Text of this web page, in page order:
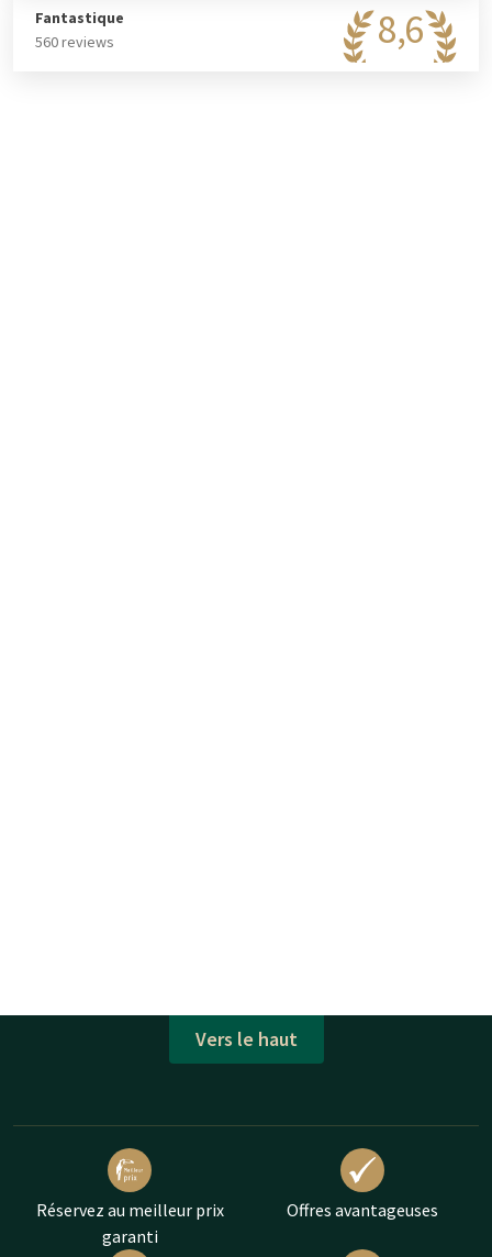
8,6
Fantastique
560 reviews
Vers le haut
Réservez au meilleur prix
garanti
Offres avantageuses